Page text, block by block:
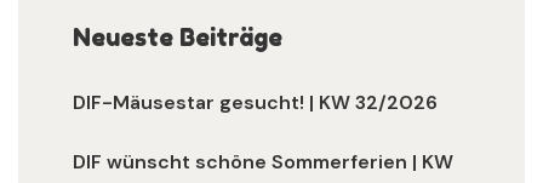
Neueste Beiträge
DIF-Mäusestar gesucht! | KW 32/2026
DIF wünscht schöne Sommerferien | KW